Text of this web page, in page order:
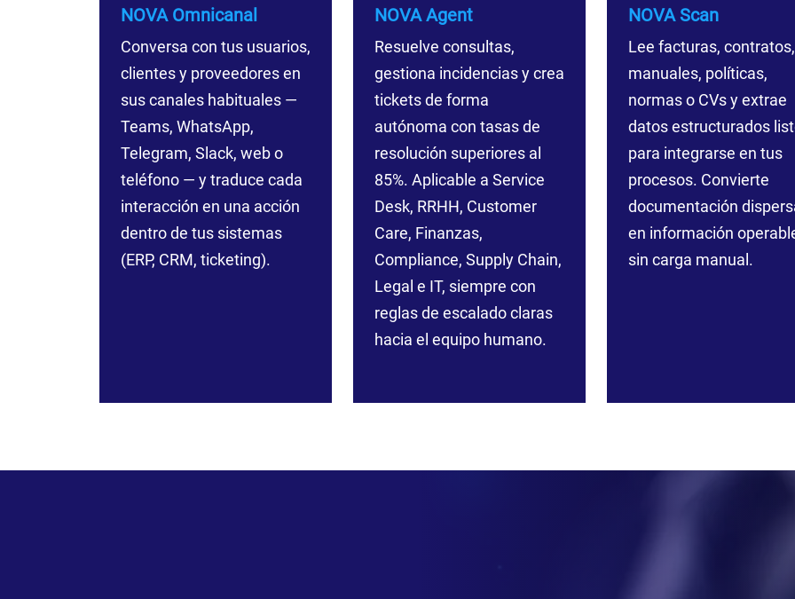
NOVA Omnicanal
Conversa con tus usuarios,
clientes y proveedores en
sus canales habituales —
Teams, WhatsApp,
Telegram, Slack, web o
teléfono — y traduce cada
interacción en una acción
dentro de tus sistemas
(ERP, CRM, ticketing).
NOVA Agent
Resuelve consultas,
gestiona incidencias y crea
tickets de forma
autónoma con tasas de
resolución superiores al
85%. Aplicable a Service
Desk, RRHH, Customer
Care, Finanzas,
Compliance, Supply Chain,
Legal e IT, siempre con
reglas de escalado claras
hacia el equipo humano.
NOVA Scan
Lee facturas, contratos,
manuales, políticas,
normas o CVs y extrae
datos estructurados
para integrarse en tus
procesos. Convierte
documentación
en información
sin carga manual.